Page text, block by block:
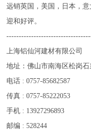
远销英国，美国，日本，
迎和好评。
上海铝仙河建材有限公司
地址：佛山市南海区松岗石
电话 : 0757-85682587
传真 : 0757-85222053
手机 : 13927296893
邮编 : 528244